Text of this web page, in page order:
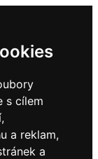
s cílem
a reklam,
a